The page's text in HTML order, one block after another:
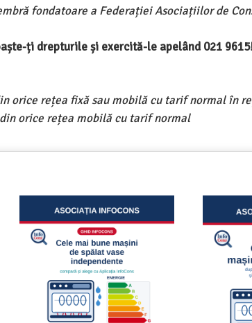
fondatoare a Federației Asociațiilor de
ți drepturile și exercită-le apelând 021
orice rețea fixă sau mobilă cu tarif normal în
orice rețea mobilă cu tarif normal